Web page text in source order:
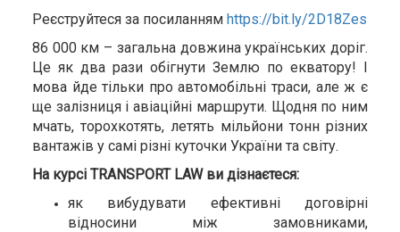
Реєструйтеся за посиланням https://bit.ly/2D18Zes
86 000 км – загальна довжина українських доріг.
Це як два рази обігнути Землю по екватору! І
мова йде тільки про автомобільні траси, але ж є
ще залізниця і авіаційні маршрути. Щодня по ним
мчать, торохкотять, летять мільйони тонн різних
вантажів у самі різні куточки України та світу.
На курсі TRANSPORT LAW ви дізнаєтеся:
як вибудувати ефективні договірні
відносини між замовниками,